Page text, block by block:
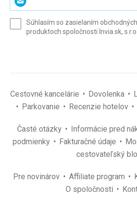
svoj
(povinné)
Súhlasím so zasielaním
produktoch spoločnosti Invia.sk, s.r.o.
Cestovné kancelárie Dovolenka
Parkovanie
Recenzie hotelov
Časté otázky Informácie pred
podmienky
Fakturačné údaje
cestovateľský
Pre novinárov Affiliate program
O spoločnosti